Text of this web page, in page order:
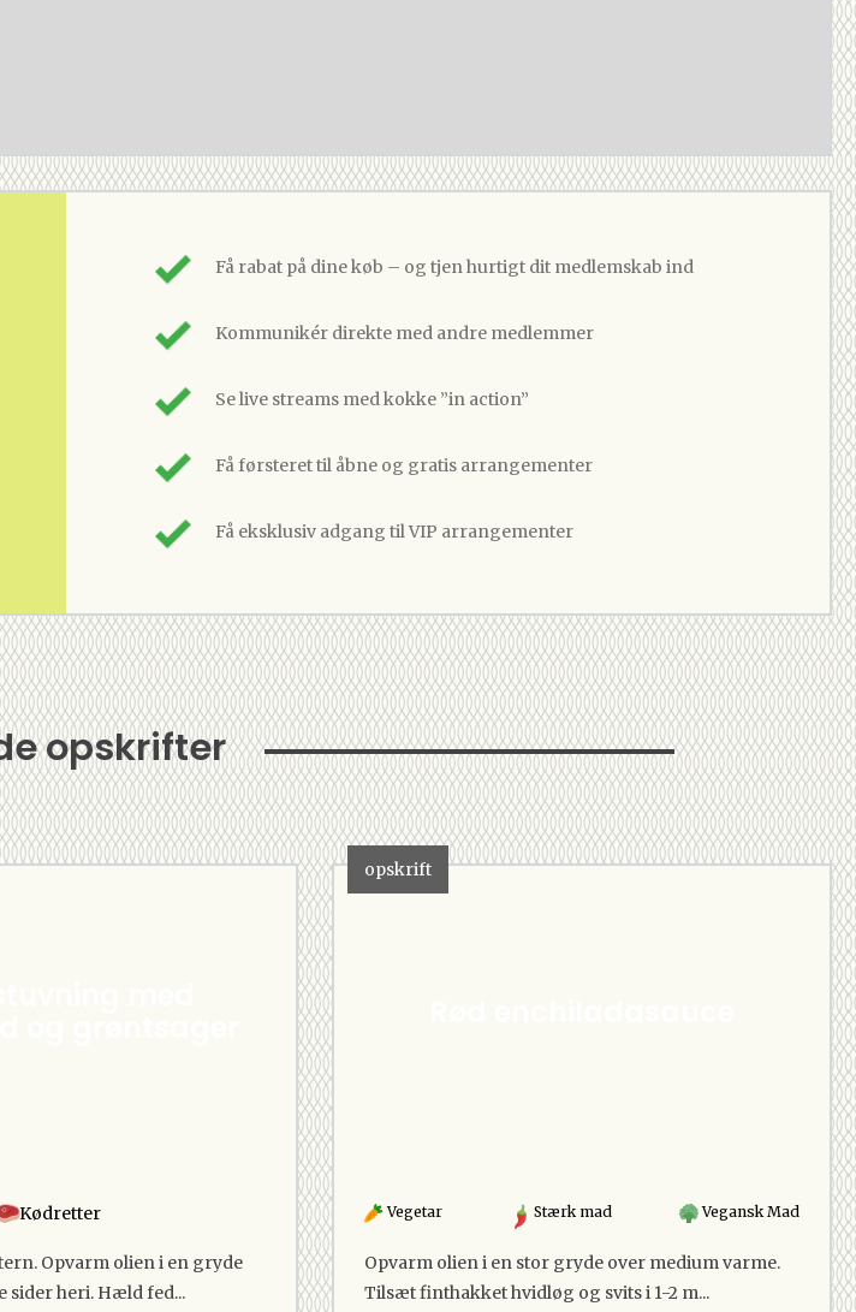
Få rabat på dine køb – og tjen hurtigt dit medlemskab ind
Kommunikér direkte med andre medlemmer
Se live streams med kokke ”in action”
Få førsteret til åbne og gratis arrangementer
Få eksklusiv adgang til VIP arrangementer
opskrifter
Kødretter
Opvarm olien i en gryde
sider heri. Hæld fed...
opskrift
Vegetar Stærk mad Vegansk Mad
Opvarm olien i en stor gryde over medium varme.
Tilsæt finthakket hvidløg og svits i 1-2 m...